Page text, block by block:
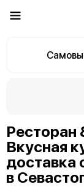
Ресторан
Вкусная
доставка
в